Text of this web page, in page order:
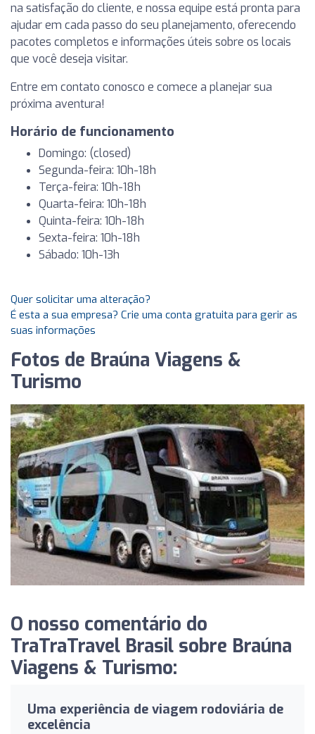
na satisfação do cliente, e nossa equipe está pronta para
ajudar em cada passo do seu planejamento, oferecendo
pacotes completos e informações úteis sobre os locais
que você deseja visitar.
Entre em contato conosco e comece a planejar sua
próxima aventura!
Horário de funcionamento
Domingo: (closed)
Segunda-feira: 10h-18h
Terça-feira: 10h-18h
Quarta-feira: 10h-18h
Quinta-feira: 10h-18h
Sexta-feira: 10h-18h
Sábado: 10h-13h
Quer solicitar uma alteração?
É esta a sua empresa? Crie uma conta gratuita para gerir as
suas informações
Fotos de Braúna Viagens &
Turismo
O nosso comentário do
TraTraTravel Brasil sobre Braúna
Viagens & Turismo:
Uma experiência de viagem rodoviária de
excelência